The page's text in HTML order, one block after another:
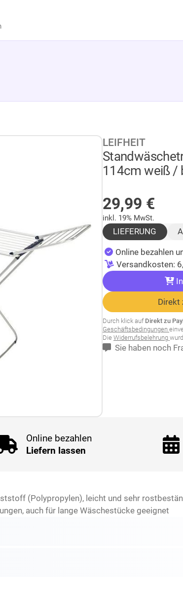
LEIFHEIT
114cm weiß /
29,99 €
inkl. 19% MwSt.
LIEFERUNG
Online bezahlen
Versandkosten:
Direkt
Durch klick auf Direkt zu
Geschäftsbedingungen
Die Widerrufsbelehrung
Sie haben noch
Online bezahlen
Liefern lassen
(Polypropylen), leicht und sehr
auch für lange Wäschestücke geeignet